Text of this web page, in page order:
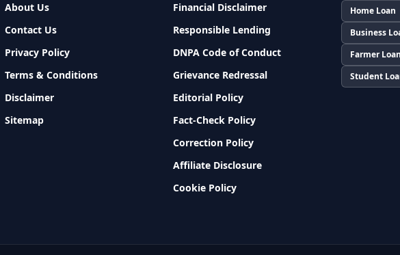
About Us
Contact Us
Privacy Policy
Terms & Conditions
Disclaimer
Sitemap
Financial Disclaimer
Responsible Lending
DNPA Code of Conduct
Grievance Redressal
Editorial Policy
Fact-Check Policy
Correction Policy
Affiliate Disclosure
Cookie Policy
Home Loan
Business
Farmer Loan
Student